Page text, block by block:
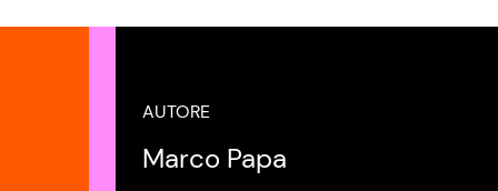
AUTORE
Marco Papa